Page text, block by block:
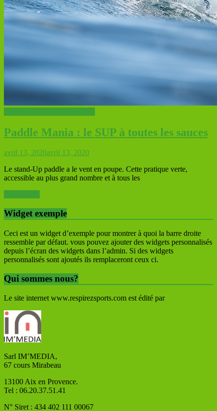
Paddle Mania : le SUP à toutes les sauces
avril 13, 2020avril 13, 2020
Le stand-Up paddle a le vent en poupe. Cette pratique verte,
accessible au plus grand nombre et à tous les
Widget exemple
Ceci est un widget d’exemple pour montrer à quoi la barre droite
ressemble par défaut. vous pouvez ajouter des widgets personnalisés
depuis l’écran des widgets dans l’admin. Si des widgets
personnalisés sont ajoutés ils remplaceront ceux ci.
Qui sommes nous?
Le site internet www.respirezsports.com est édité par
Sarl IM’MEDIA,
67 cours Mirabeau
13100 Aix en Provence.
Tel : 06.20.37.51.41
N° Siret : 434 402 111 00067